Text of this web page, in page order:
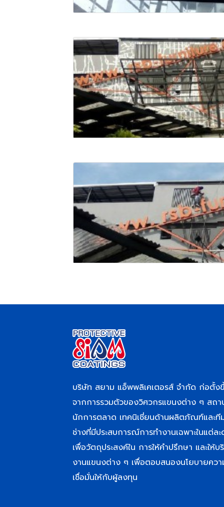
บริษัท สยาม แอ็พพลิเคเตอรส์ จำกัด ก่อตั้ง
จากการรวมตัวของวิศวกรแขนงต่าง ๆ สถ
นักการตลาด เทคนิเชี่ยนด้านผลิตภัณฑ์และที
ช่างที่มีประสบการณ์การทำงานเฉพาะในแต่ล
เพื่อวัตถุประสงค์ใน การให้คำปรึกษา และให้บ
งานแขนงต่าง ๆ เพื่อตอบสนองนโยบายคว
เชื่อมั่นให้กับผู้ลงทุน